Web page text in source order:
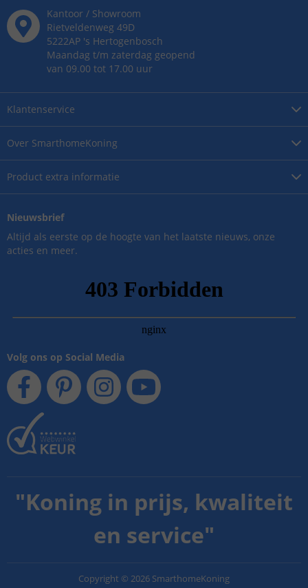
Over SmarthomeKoning
Product extra informatie
Klantenservice
Kantoor / Showroom
Rietveldenweg 49D
5222AP 's Hertogenbosch
Maandag t/m zaterdag geopend
van 09.00 tot 17.00 uur
Nieuwsbrief
Altijd als eerste op de hoogte van het laatste nieuws, onze
acties en meer.
Volg ons op Social Media
"Koning in prijs, kwaliteit
en service"
Copyright © 2026 SmarthomeKoning